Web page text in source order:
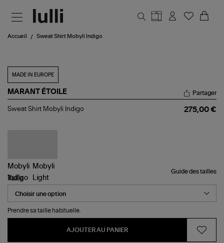
Accueil Sweat Shirt Mobyli Indigo
MADE IN EUROPE
MARANT ÉTOILE
Sweat
Partager
Sweat Shirt Mobyli Indigo 275,00 €
Guide des tailles
Taille
Prendre sa taille habituelle.
AJOUTER AU PANIER